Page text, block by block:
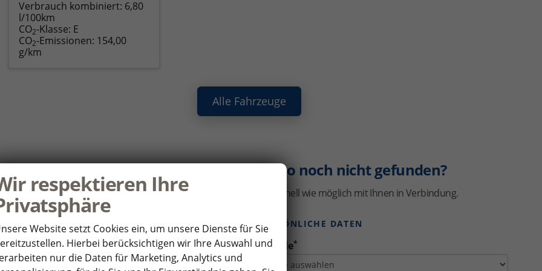
Verbrauch kombiniert: 6,80
l/100km
CO2-Klasse: E
CO2-Emissionen: 154,00
g/km
Alle Fahrzeuge
haben noch Fragen oder Ihr Wunschauto noch nicht gefunden?
Sie uns Ihre Anfrage über das Formular. Wir setzen uns so schnell wie möglich mit Ihnen in Verbindung.
WUNSCHFAHRZEUG
*
PERSÖNLICHE DATEN
Anrede*
respektieren Ihre
Website setzt Cookies ein, um unsere Dienste für Sie
Hierbei berücksichtigen wir Ihre Auswahl und
nur die Daten für Marketing, Analytics und